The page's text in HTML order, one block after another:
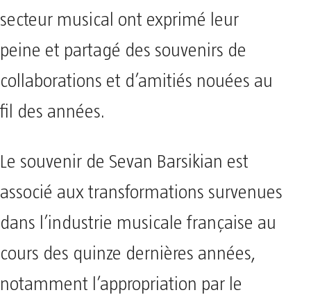
secteur musical ont exprimé leur
peine et partagé des souvenirs de
collaborations et d’amitiés nouées au
fil des années.
Le souvenir de Sevan Barsikian est
associé aux transformations survenues
dans l’industrie musicale française au
cours des quinze dernières années,
notamment l’appropriation par le